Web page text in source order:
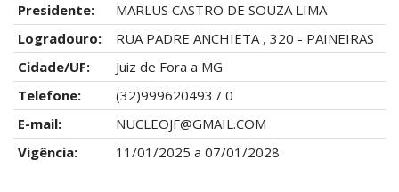
Presidente:
MARLUS CASTRO DE SOUZA LIMA
Logradouro:
RUA PADRE ANCHIETA , 320 - PAINEIRAS
Cidade/UF:
Juiz de Fora a MG
Telefone:
(32)999620493 / 0
E-mail:
NUCLEOJF@GMAIL.COM
Vigência:
11/01/2025 a 07/01/2028